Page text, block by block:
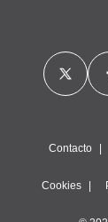
Contacto
Cookies